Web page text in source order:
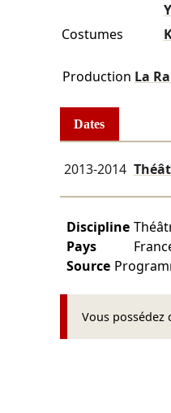
Costumes
Production La
Dates
2013-2014
Discipline
Pays
Source
Vous